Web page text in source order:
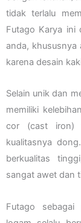
tidak terlalu
Futago Karya ini
anda, khususnya
karena desain
Selain unik dan
memiliki
cor (cast iron)
kualitasnya
berkualitas
sangat awet dan
Futago sebagai